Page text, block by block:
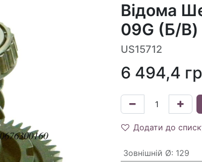
Відома
09G (Б/В)
US15712
6 494,4
Додати до
Зовнішній Ø: 129